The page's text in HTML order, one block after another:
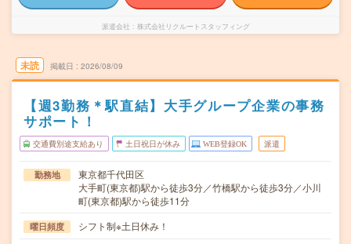
派遣会社 株式会社リクルートスタッフィング
未読 掲載日 2026/08/09
【週3勤務＊駅直結】大手グループ企業の事務
サポート！
交通費別途支給あり 土日祝日が休み WEB登録OK 派遣
勤務地
東京都千代田区
大手町(東京都)駅から徒歩3分／竹橋駅から徒歩3分／小川
町(東京都)駅から徒歩11分
曜日頻度 シフト制※土日休み！